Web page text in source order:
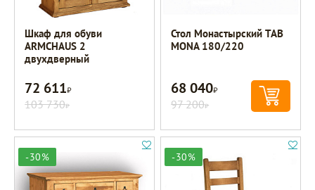
Шкаф для обуви
ARMCHAUS 2
двухдверный
72 611Р
103 730Р
Стол Монастырский TAB
MONA 180/220
68 040Р
97 200Р
-30% -30%